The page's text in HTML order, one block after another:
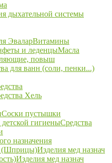
дыхательной системы
ЭваларВитамины
и леденцыМасла
повыш
для ванн (соли, пенки...)
Хель
Соски пустышки
детской гигиеныСредства
назначения
(Шприцы)Изделия мед назнач
Изделия мед назнач